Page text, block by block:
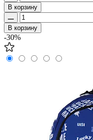
В корзину
В корзину
-30%